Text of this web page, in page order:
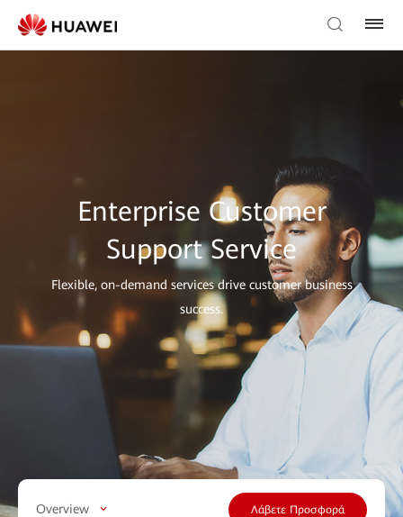
Enterprise Customer
Support Service
Flexible, on-demand services drive customer business
success.
Overview Λάβετε Προσφορά